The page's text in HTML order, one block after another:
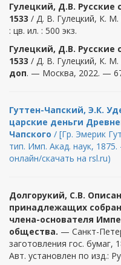
Гулецкий, Д.В. Русские
1533 / Д. В. Гулецкий, К.
: цв. ил. : 500 экз.
Гулецкий, Д.В. Русские
1533 / Д. В. Гулецкий, К.
доп. — Москва, 2022. —
Гуттен-Чапский, Э.К.
царские деньги
Чапского / [Гр. Эмерик
тип. Имп. Акад. наук,
онлайн/скачать на rsl.ru)
Долгорукий, С.В.
принадлежащих
члена-основателя
общества. — Санкт-
заготовления гос. бумаг,
Авт. установлен по изд.: